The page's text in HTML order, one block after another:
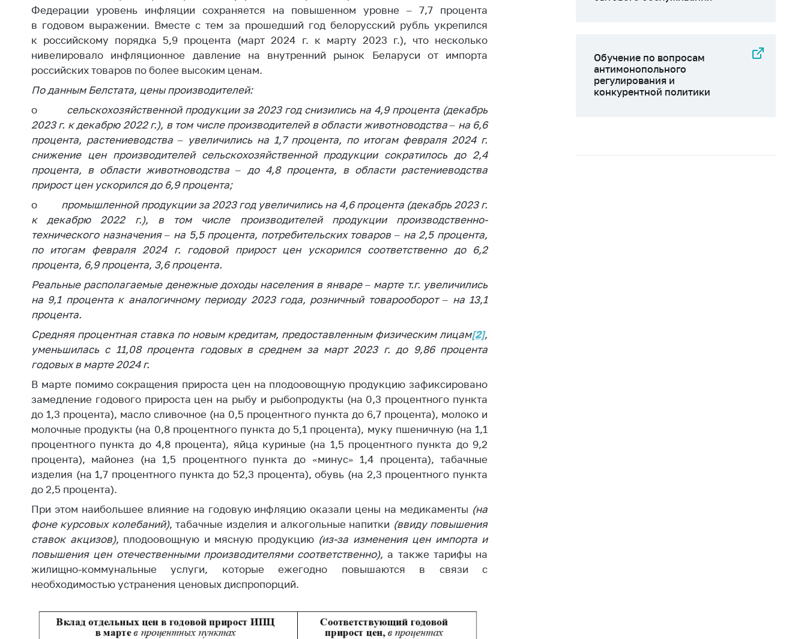
Выставочная
деятельность в
Республике
Беларусь
персональных
данных
Новости
товаров
Упрощение
условий ведения
бизнеса
Рекомендации по
распространения
COVID-19 для
субъектов
торговли,
общественного
питания, бытового
Обучение по
вопросам
антимонопольного
регулирования и
политики
Федерации уровень инфляции сохраняется на повышенном уровне – 7,7 процента
в годовом выражении. Вместе с тем за прошедший год белорусский рубль укрепился
к российскому порядка 5,9 процента (март 2024 г. к марту 2023 г.), что несколько
нивелировало инфляционное давление на внутренний рынок Беларуси от импорта
российских товаров по более высоким ценам.
По данным Белстата, цены производителей:
o сельскохозяйственной продукции за 2023 год снизились на 4,9 процента (декабрь
2023 г. к декабрю 2022 г.), в том числе производителей в области животноводства – на 6,6
процента, растениеводства – увеличились на 1,7 процента, по итогам февраля 2024 г.
снижение цен производителей сельскохозяйственной продукции сократилось до 2,4
процента, в области животноводства – до 4,8 процента, в области растениеводства
прирост цен ускорился до 6,9 процента;
o промышленной продукции за 2023 год увеличились на 4,6 процента (декабрь 2023 г.
к декабрю 2022 г.), в том числе производителей продукции производственно-
технического назначения – на 5,5 процента, потребительских товаров – на 2,5 процента,
по итогам февраля 2024 г. годовой прирост цен ускорился соответственно до 6,2
процента, 6,9 процента, 3,6 процента.
Реальные располагаемые денежные доходы населения в январе – марте т.г. увеличились
на 9,1 процента к аналогичному периоду 2023 года, розничный товарооборот – на 13,1
процента.
Средняя процентная ставка по новым кредитам, предоставленным физическим лицам[2],
уменьшилась с 11,08 процента годовых в среднем за март 2023 г. до 9,86 процента
годовых в марте 2024 г.
В марте помимо сокращения прироста цен на плодоовощную продукцию зафиксировано
замедление годового прироста цен на рыбу и рыбопродукты (на 0,3 процентного пункта
до 1,3 процента), масло сливочное (на 0,5 процентного пункта до 6,7 процента), молоко и
молочные продукты (на 0,8 процентного пункта до 5,1 процента), муку пшеничную (на 1,1
процентного пункта до 4,8 процента), яйца куриные (на 1,5 процентного пункта до 9,2
процента), майонез (на 1,5 процентного пункта до «минус» 1,4 процента), табачные
изделия (на 1,7 процентного пункта до 52,3 процента), обувь (на 2,3 процентного пункта
до 2,5 процента).
При этом наибольшее влияние на годовую инфляцию оказали цены на медикаменты (на
фоне курсовых колебаний), табачные изделия и алкогольные напитки (ввиду повышения
ставок акцизов), плодоовощную и мясную продукцию (из-за изменения цен импорта и
повышения цен отечественными производителями соответственно), а также тарифы на
жилищно-коммунальные услуги, которые ежегодно повышаются в связи с
необходимостью устранения ценовых диспропорций.
Обучение по вопросам
антимонопольного
регулирования и
конкурентной политики